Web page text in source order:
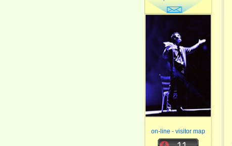
on-line - visitor map